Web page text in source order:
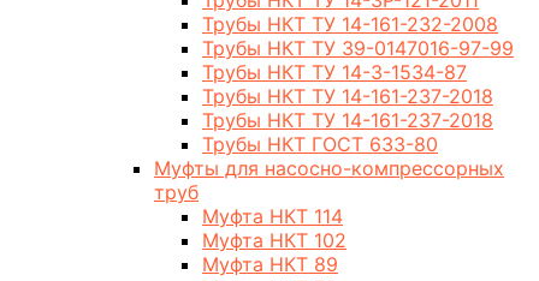
Трубы НКТ ТУ 14-161-232-2008
Трубы НКТ ТУ 39-0147016-97-99
Трубы НКТ ТУ 14-3-1534-87
Трубы НКТ ТУ 14-161-237-2018
Трубы НКТ ТУ 14-161-237-2018
Трубы НКТ ГОСТ 633-80
Муфты для насосно-компрессорных
труб
Муфта НКТ 114
Муфта НКТ 102
Муфта НКТ 89